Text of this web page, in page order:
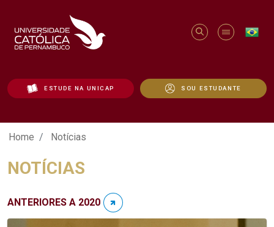
ESTUDE NA UNICAP SOU ESTUDANTE
Notícias - Unicap
Home Notícias
NOTÍCIAS
ANTERIORES A 2020